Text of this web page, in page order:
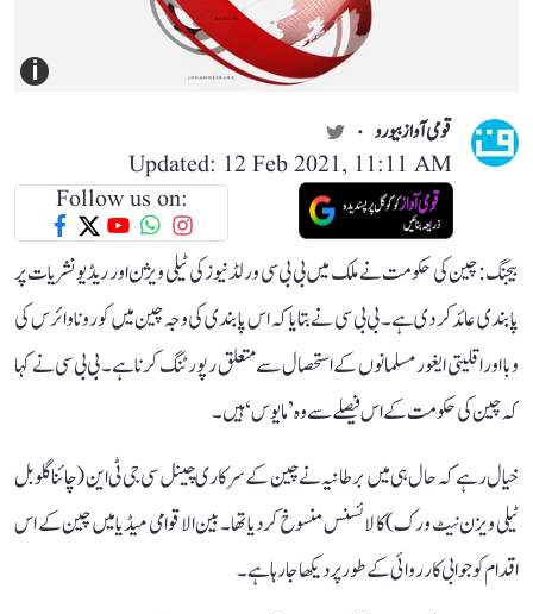
i
قومی آواز بیورو
Updated: 12 Feb 2021, 11:11 AM
Follow us on:
بیجنگ: چین کی حکومت نے ملک میں بی بی سی ورلڈ نیوز کی ٹیلی ویژن اور ریڈیو نشریات پر
پابندی عائد کر دی ہے۔ بی بی سی نے بتایا کہ اس پابندی کی وجہ چین میں کورونا وائرس کی
وبا اور اقلیتی ایغور مسلمانوں کے استحصال سے متعلق رپورٹنگ کرنا ہے۔ بی بی سی نے کہا
کہ چین کی حکومت کے اس فیصلے سے وہ ’مایوس‘ ہیں۔
خیال رہے کہ حال ہی میں برطانیہ نے چین کے سرکاری چینل سی جی ٹی این (چائنا گلوبل
ٹیلی ویزن نیٹ ورک) کا لائسنس منسوخ کر دیا تھا۔ بین الاقوامی میڈیا میں چین کے اس
اقدام کو جوابی کارروائی کے طور پر دیکھا جا رہا ہے۔